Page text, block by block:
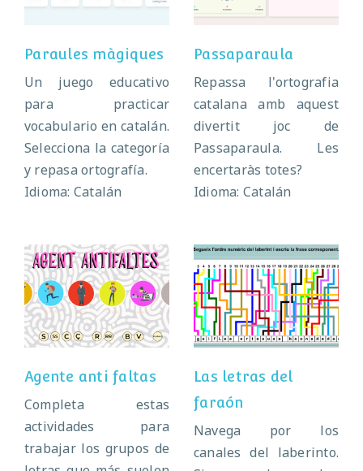
Paraules màgiques
Un juego educativo
para practicar
vocabulario en catalán.
Selecciona la categoría
y repasa ortografía.
Idioma: Catalán
Passaparaula
Repassa l'ortografia
catalana amb aquest
divertit joc de
Passaparaula. Les
encertaràs totes?
Idioma: Catalán
Agente anti
faltas
Agente anti faltas
Completa estas
actividades para
trabajar los grupos de
Las letras del
faraón
Las letras del
faraón
Navega por los
canales del laberinto.